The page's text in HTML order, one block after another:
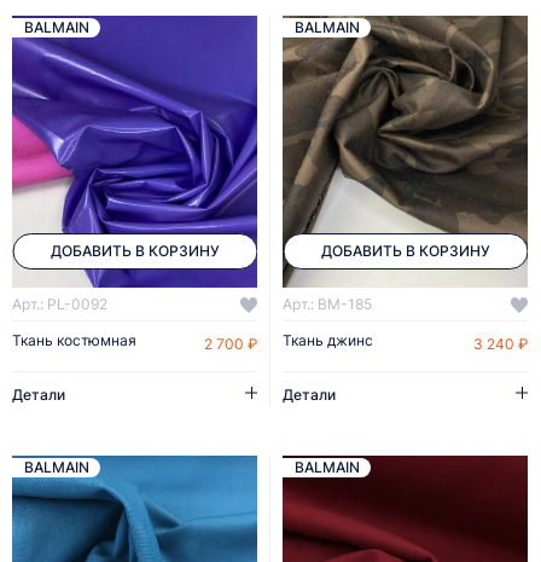
ДОБАВИТЬ В КОРЗИНУ
BALMAIN
Арт.: PL-0092
Ткань костюмная
2 700 ₽
Детали
ДОБАВИТЬ В КОРЗИНУ
BALMAIN
Арт.: BM-185
Ткань джинс
3 240 ₽
Детали
BALMAIN BALMAIN